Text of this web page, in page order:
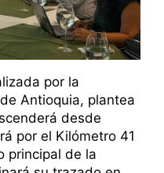
por la
Antioquia, plantea
desde
por el Kilómetro 41
principal de la